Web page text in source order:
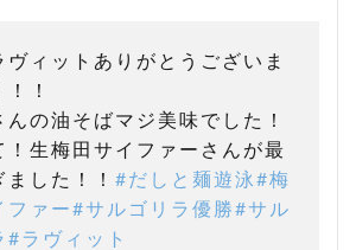
ヴィットありがとうございま
！
んの油そばマジ美味でした！
！生梅田サイファーさんが最
した！！ #だしと麺遊泳#梅
ファー#サルゴリラ優勝#サル
#ラヴィット